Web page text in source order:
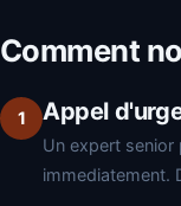
Comment
Appel
Un expert senior
immediatement.